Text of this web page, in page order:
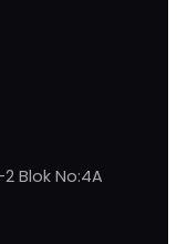
Blok No:4A